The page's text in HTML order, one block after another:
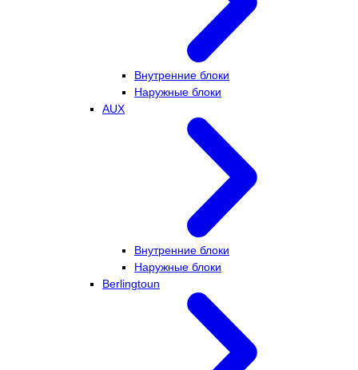
Внутренние блоки
Наружные блоки
AUX
Внутренние блоки
Наружные блоки
Berlingtoun